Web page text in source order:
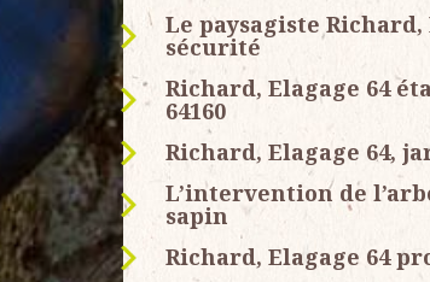
Le paysagiste
sécurité
Richard, Elagage 64
64160
Richard, Elagage 64,
L’intervention de
sapin
Richard, Elagage 64